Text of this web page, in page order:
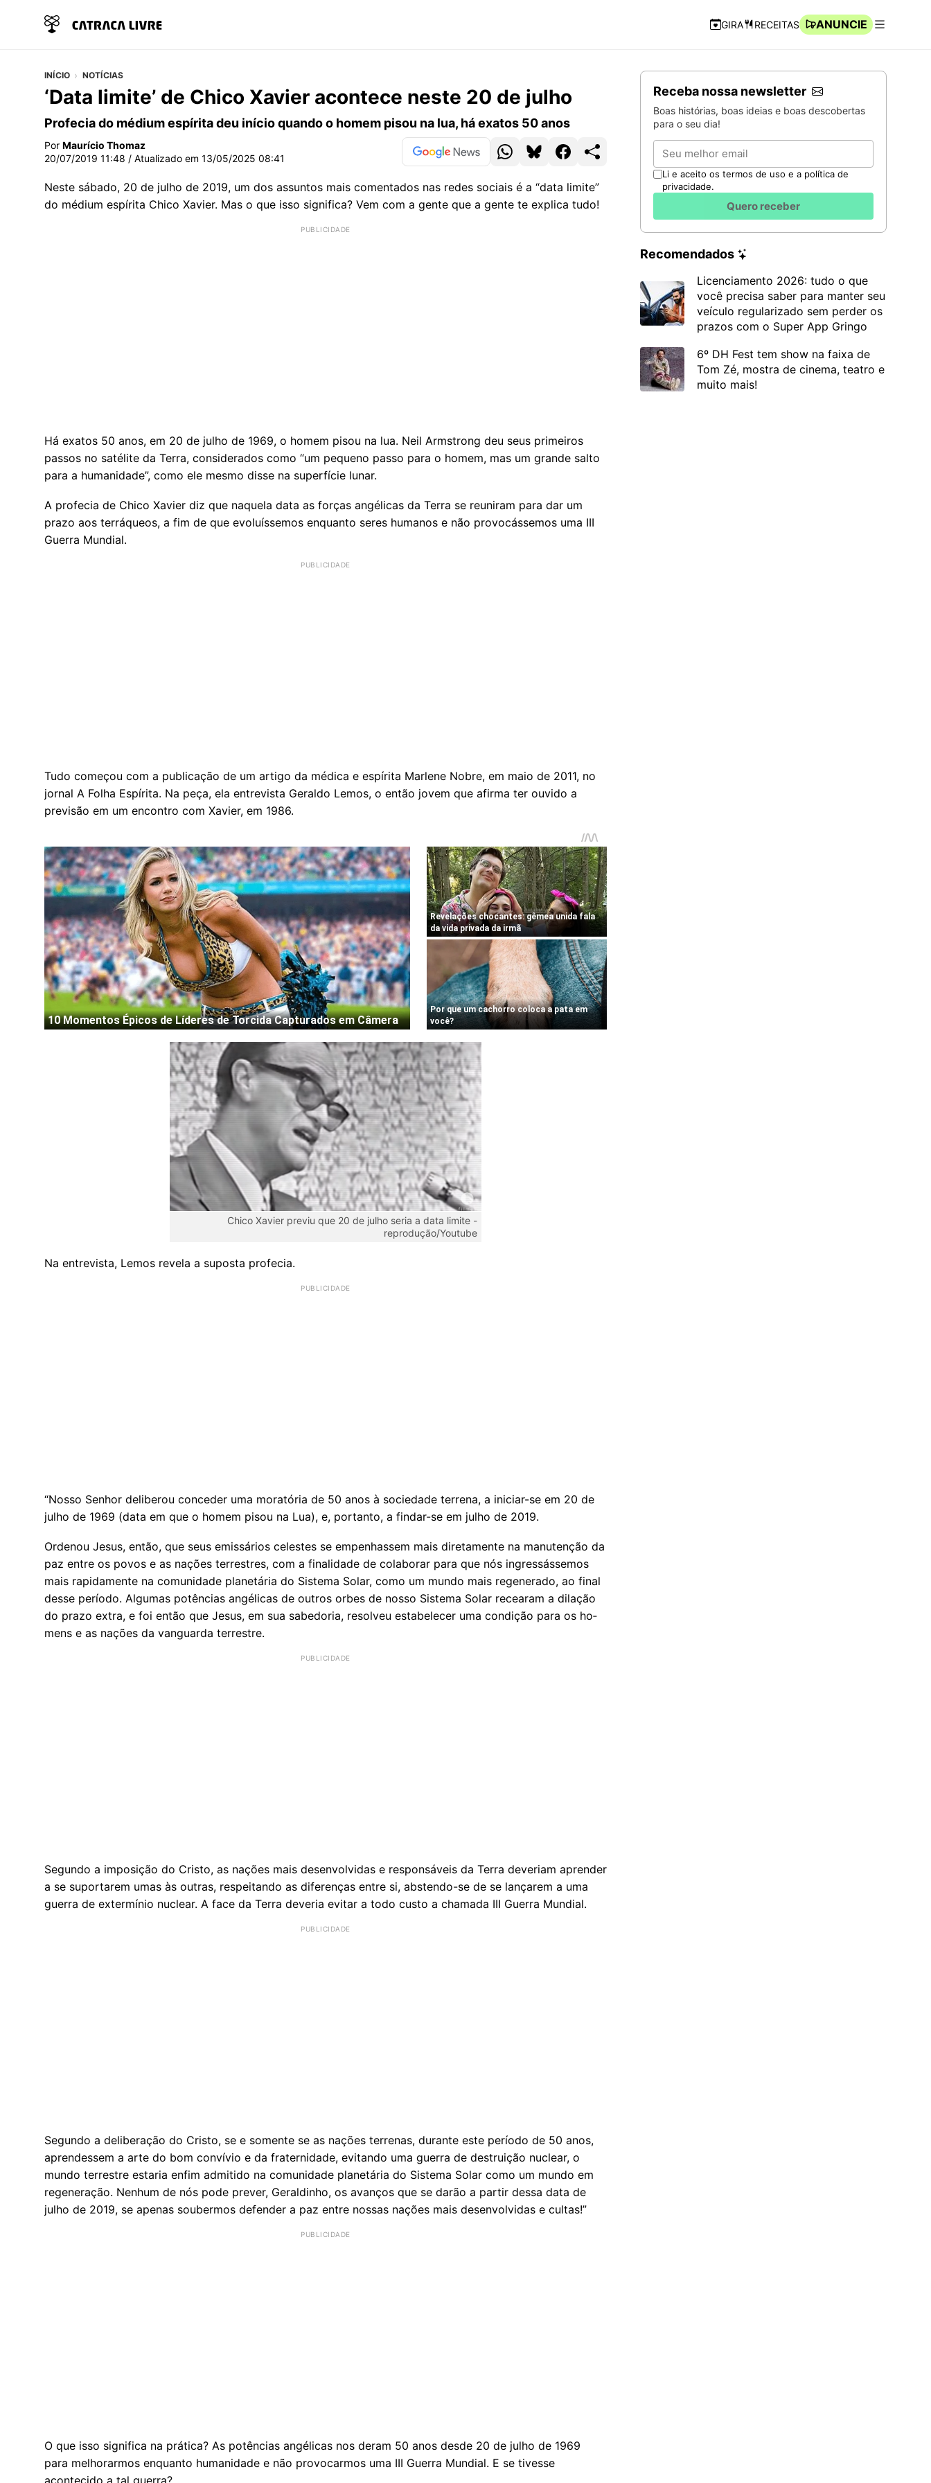
Navegação Rápida
GIRA RECEITAS
ANUNCIE
INÍCIO NOTÍCIAS
‘Data limite’ de Chico Xavier acontece neste 20 de julho
Profecia do médium espírita deu início quando o homem pisou na lua, há exatos 50 anos
Por Maurício Thomaz
20/07/2019 11:48 / Atualizado em 13/05/2025 08:41
Neste sábado, 20 de julho de 2019, um dos assuntos mais comentados nas redes sociais é a “data limite”
do médium espírita Chico Xavier. Mas o que isso significa? Vem com a gente que a gente te explica tudo!
Há exatos 50 anos, em 20 de julho de 1969, o homem pisou na lua. Neil Armstrong deu seus primeiros
passos no satélite da Terra, considerados como “um pequeno passo para o homem, mas um grande salto
para a humanidade”, como ele mesmo disse na superfície lunar.
A profecia de Chico Xavier diz que naquela data as forças angélicas da Terra se reuniram para dar um
prazo aos terráqueos, a fim de que evoluíssemos enquanto seres humanos e não provocássemos uma III
Guerra Mundial.
Tudo começou com a publicação de um artigo da médica e espírita Marlene Nobre, em maio de 2011, no
jornal A Folha Espírita. Na peça, ela entrevista Geraldo Lemos, o então jovem que afirma ter ouvido a
previsão em um encontro com Xavier, em 1986.
Chico Xavier previu que 20 de julho seria a data limite -
reprodução/Youtube
Na entrevista, Lemos revela a suposta profecia.
“Nosso Senhor deliberou con­ceder uma mo­ra­tória de 50 anos à so­ci­e­dade ter­rena, a ini­ciar-se em 20 de
julho de 1969 (data em que o homem pisou na Lua), e, por­tanto, a findar-se em julho de 2019.
Or­denou Jesus, então, que seus emis­sá­rios ce­lestes se em­pe­nhassem mais di­re­ta­mente na ma­nu­tenção da
paz entre os povos e as na­ções ter­res­tres, com a fi­na­li­dade de co­la­borar para que nós in­gres­sás­semos
mais ra­pi­da­mente na co­mu­ni­dade pla­ne­tária do Sis­tema Solar, como um mundo mais re­ge­ne­rado, ao final
desse pe­ríodo. Al­gumas po­tên­cias an­gé­licas de ou­tros orbes de nosso Sis­tema Solar re­ce­aram a di­lação
do prazo extra, e foi então que Jesus, em sua sa­be­doria, re­solveu es­ta­be­lecer uma con­dição para os ho­
mens e as na­ções da van­guarda ter­restre.
Se­gundo a im­po­sição do Cristo, as na­ções mais de­sen­vol­vidas e res­pon­sá­veis da Terra de­ve­riam aprender
a se su­por­tarem umas às ou­tras, res­pei­tando as di­fe­renças entre si, abs­tendo-se de se lan­çarem a uma
guerra de ex­ter­mínio nu­clear. A face da Terra de­veria evitar a todo custo a cha­mada III Guerra Mun­dial.
Se­gundo a de­li­be­ração do Cristo, se e so­mente se as na­ções ter­renas, du­rante este pe­ríodo de 50 anos,
apren­dessem a arte do bom con­vívio e da fra­ter­ni­dade, evi­tando uma guerra de des­truição nu­clear, o
mundo ter­restre es­taria enfim ad­mi­tido na co­mu­ni­dade pla­ne­tária do Sis­tema Solar como um mundo em
re­ge­ne­ração. Ne­nhum de nós pode prever, Ge­ral­dinho, os avanços que se darão a partir dessa data de
julho de 2019, se apenas sou­bermos de­fender a paz entre nossas na­ções mais de­sen­vol­vidas e cultas!”
O que isso significa na prática? As potências angélicas nos deram 50 anos desde 20 de julho de 1969
para melhorarmos enquanto humanidade e não provocarmos uma III Guerra Mundial. E se tivesse
acontecido a tal guerra?
Receba nossa newsletter
Boas histórias, boas ideias e boas descobertas
para o seu dia!
Email
Li e aceito os termos de uso e a política de
privacidade.
Quero receber
Recomendados
Licenciamento 2026: tudo o que
você precisa saber para manter seu
veículo regularizado sem perder os
prazos com o Super App Gringo
6º DH Fest tem show na faixa de
Tom Zé, mostra de cinema, teatro e
muito mais!